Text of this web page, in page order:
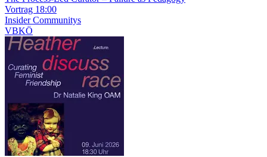
Vortrag 18:00
InsiderCommunitys
VBKÖ